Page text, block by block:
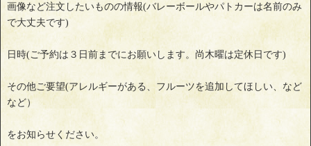
画像など注文したいものの情報(バレーボールやパトカーは名前のみ
で大丈夫です)
日時(ご予約は３日前までにお願いします。尚木曜は定休日です)
その他ご要望(アレルギーがある、フルーツを追加してほしい、など
など）
をお知らせください。